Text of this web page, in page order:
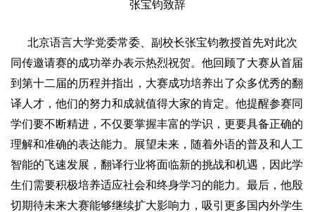
张宝钧致辞
北京语言大学党委常委、副校长张宝钧教授首先对此次
同传邀请赛的成功举办表示热烈祝贺。他回顾了大赛从首届
到第十二届的历程并指出，大赛成功培养出了众多优秀的翻
译人才，他们的努力和成就值得大家的肯定。他提醒参赛同
学们要不断精进，不仅要掌握丰富的学识，更要具备正确的
理解和准确的表达能力。展望未来，随着外语的普及和人工
智能的飞速发展，翻译行业将面临新的挑战和机遇，因此学
生们需要积极培养适应社会和终身学习的能力。最后，他殷
切期待未来大赛能够继续扩大影响力，吸引更多国内外学生